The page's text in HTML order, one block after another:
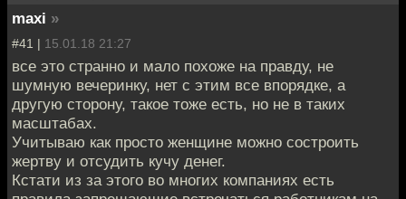
maxi »
#41 | 15.01.18 21:27
все это странно и мало похоже на правду, не
шумную вечеринку, нет с этим все впорядке, а
другую сторону, такое тоже есть, но не в таких
масштабах.
Учитываю как просто женщине можно состроить
жертву и отсудить кучу денег.
Кстати из за этого во многих компаниях есть